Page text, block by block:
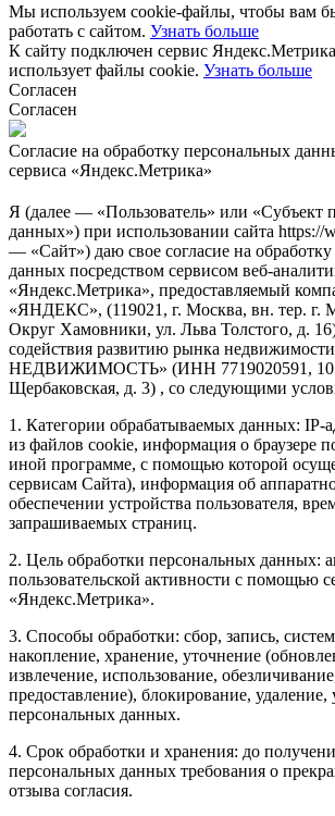
Мы используем cookie-файлы, чтобы вам
работать с сайтом. Узнать больше
К сайту подключен сервис
использует файлы cookie. Узнать больше
Согласен
Согласен
Согласие на обработку персональных
сервиса «Яндекс.Метрика»
Я (далее — «Пользователь» или «Субъект
данных») при использовании сайта https://
— «Сайт») даю свое согласие на
данных посредством сервисом веб-
«Яндекс.Метрика», предоставляемый
«ЯНДЕКС», (119021, г. Москва, вн. тер. г.
Округ Хамовники, ул. Льва Толстого, д.
содействия развитию рынка
НЕДВИЖИМОСТЬ» (ИНН 7719020591,
Щербаковская, д. 3) , со следующими
1. Категории обрабатываемых данных: IP-
из файлов cookie, информация о браузере
иной программе, с помощью которой
сервисам Сайта), информация об
обеспечении устройства пользователя,
запрашиваемых страниц.
2. Цель обработки персональных данных:
пользовательской активности с помощью
«Яндекс.Метрика».
3. Способы обработки: сбор, запись,
накопление, хранение, уточнение
извлечение, использование,
предоставление), блокирование,
персональных данных.
4. Срок обработки и хранения: до
персональных данных требования о
отзыва согласия.